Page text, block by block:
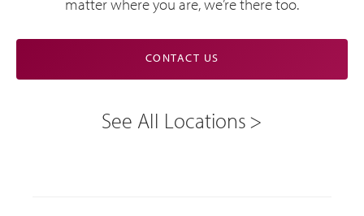
matter where you are, we’re there too.
CONTACT US
See All Locations